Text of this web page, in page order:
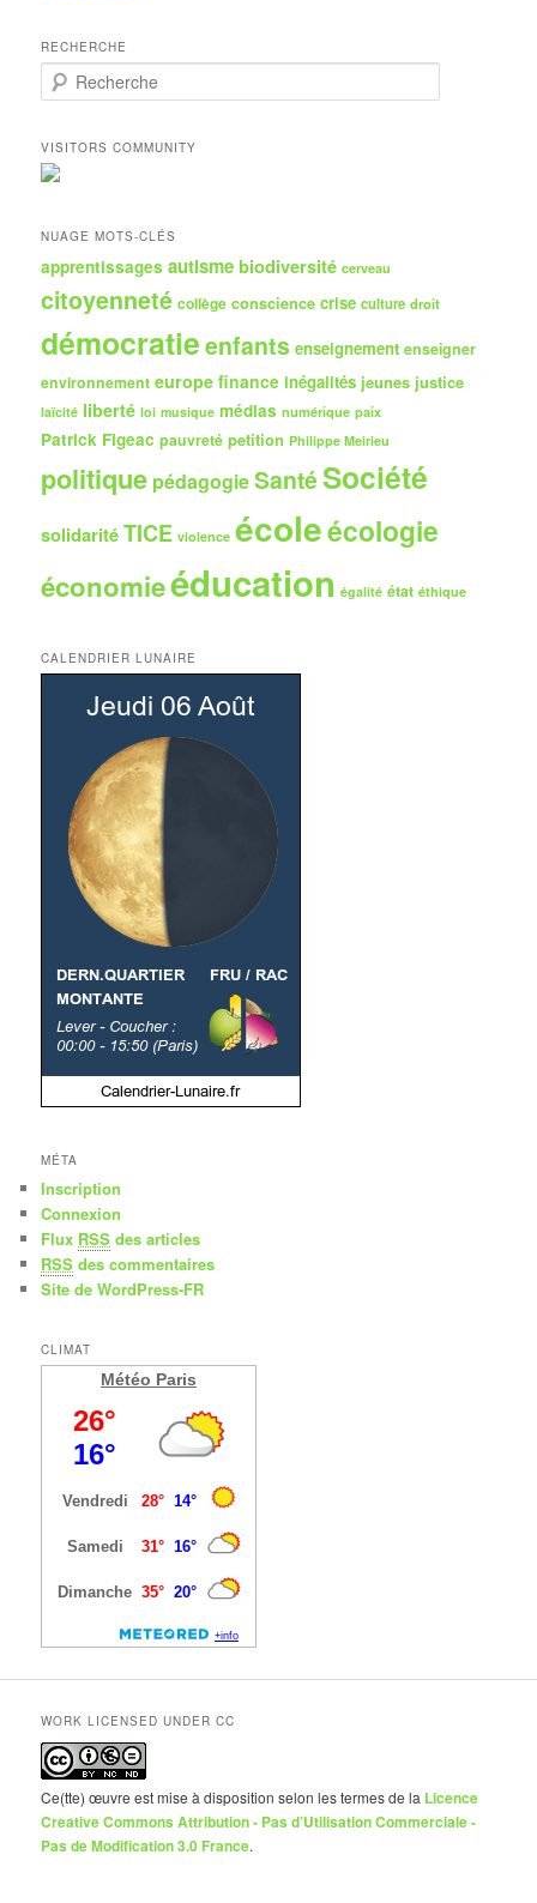
RECHERCHE
e
h
e
r
h
VISITORS COMMUNITY
NUAGE MOTS-CLÉS
apprentissages autisme biodiversité cerveau
citoyenneté collège conscience crise culture droit
démocratieenfants enseignement enseigner
environnement europe finance inégalités jeunes justice
laïcité liberté loi musique médias numérique paix
Patrick Figeac pauvreté petition Philippe Meirieu
politique pédagogieSantéSociété
solidaritéTICE violence écoleécologie
économieéducation égalité état éthique
CALENDRIER LUNAIRE
MÉTA
Inscription
Connexion
Flux RSS des articles
RSS des commentaires
Site de WordPress-FR
CLIMAT
Météo Paris
WORK LICENSED UNDER CC
Ce(tte) œuvre est mise à disposition selon les termes de la Licence
Creative Commons Attribution - Pas d’Utilisation Commerciale -
Pas de Modification 3.0 France.